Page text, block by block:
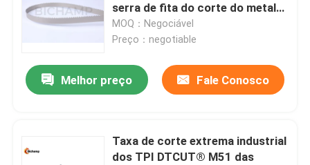
Casa
serra de fita do corte do metal
do OEM
MOQ：Negociável
Preço：negotiable
Melhor preço Fale Conosco
Taxa de corte extrema industrial
dos TPI DTCUT® M51 das